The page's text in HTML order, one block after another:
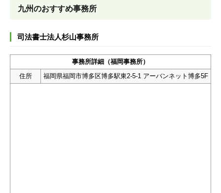
九州のおすすめ事務所
司法書士法人杉山事務所
事務所詳細（福岡事務所）
住所
福岡県福岡市博多区博多駅東2-5-1 アーバンネット博多5F